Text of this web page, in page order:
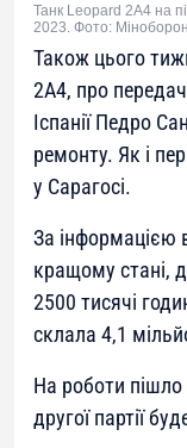
Танк Leopard 2A4 на
2023. Фото:
Також цього
2A4, про
Іспанії Педро
ремонту. Як і
у Сарагосі.
За інформацією
кращому стані,
2500 тисячі
склала 4,1
На роботи
другої партії